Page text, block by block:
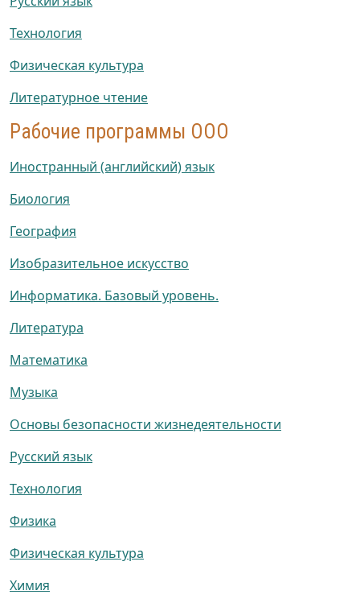
Технология
Физическая культура
Литературное чтение
Рабочие программы ООО
Иностранный (английский) язык
Биология
География
Изобразительное искусство
Информатика. Базовый уровень.
Литература
Математика
Музыка
Основы безопасности жизнедеятельности
Русский язык
Технология
Физика
Физическая культура
Химия